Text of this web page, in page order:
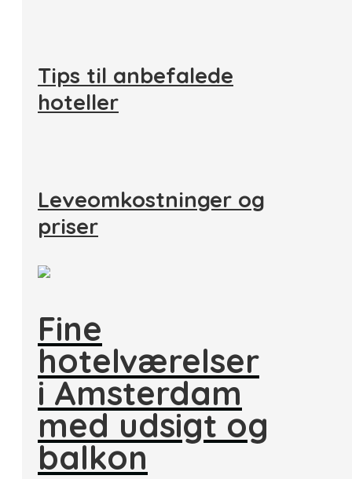
Tips til anbefalede
hoteller
Leveomkostninger og
priser
Fine
hotelværelser
i Amsterdam
med udsigt og
balkon